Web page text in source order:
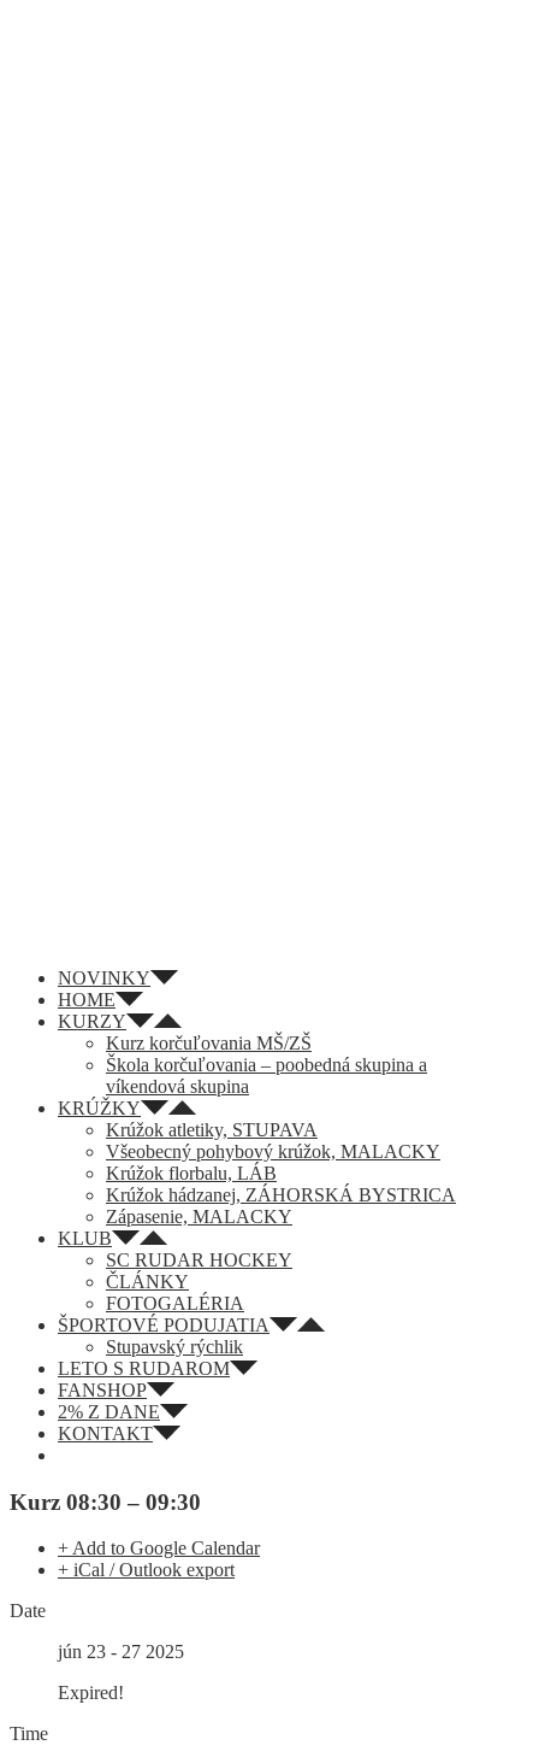
NOVINKY
HOME
KURZY
Kurz korčuľovania MŠ/ZŠ
Škola korčuľovania – poobedná skupina a
víkendová skupina
KRÚŽKY
Krúžok atletiky, STUPAVA
Všeobecný pohybový krúžok, MALACKY
Krúžok florbalu, LÁB
Krúžok hádzanej, ZÁHORSKÁ BYSTRICA
Zápasenie, MALACKY
KLUB
SC RUDAR HOCKEY
ČLÁNKY
FOTOGALÉRIA
ŠPORTOVÉ PODUJATIA
Stupavský rýchlik
LETO S RUDAROM
FANSHOP
2% Z DANE
KONTAKT
Kurz 08:30 – 09:30
+ Add to Google Calendar
+ iCal / Outlook export
Date
jún 23 - 27 2025
Expired!
Time